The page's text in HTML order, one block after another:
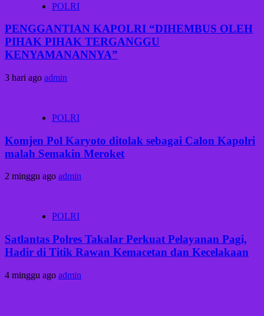
POLRI
PENGGANTIAN KAPOLRI “DIHEMBUS OLEH
PIHAK PIHAK TERGANGGU
KENYAMANANNYA”
3 hari ago admin
POLRI
Komjen Pol Karyoto ditolak sebagai Calon Kapolri
malah Semakin Meroket
2 minggu ago admin
POLRI
Satlantas Polres Takalar Perkuat Pelayanan Pagi,
Hadir di Titik Rawan Kemacetan dan Kecelakaan
4 minggu ago admin